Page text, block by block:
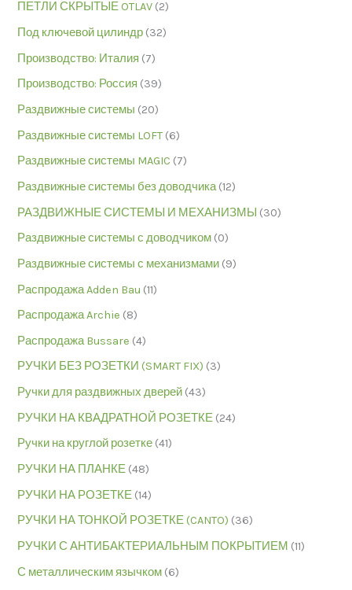
ПЕТЛИ СКРЫТЫЕ OTLAV (2)
Под ключевой цилиндр (32)
Производство: Италия (7)
Производство: Россия (39)
Раздвижные системы (20)
Раздвижные системы LOFT (6)
Раздвижные системы MAGIC (7)
Раздвижные системы без доводчика (12)
РАЗДВИЖНЫЕ СИСТЕМЫ И МЕХАНИЗМЫ (30)
Раздвижные системы с доводчиком (0)
Раздвижные системы с механизмами (9)
Распродажа Adden Bau (11)
Распродажа Archie (8)
Распродажа Bussare (4)
РУЧКИ БЕЗ РОЗЕТКИ (SMART FIX) (3)
Ручки для раздвижных дверей (43)
РУЧКИ НА КВАДРАТНОЙ РОЗЕТКЕ (24)
Ручки на круглой розетке (41)
РУЧКИ НА ПЛАНКЕ (48)
РУЧКИ НА РОЗЕТКЕ (14)
РУЧКИ НА ТОНКОЙ РОЗЕТКЕ (CANTO) (36)
РУЧКИ С АНТИБАКТЕРИАЛЬНЫМ ПОКРЫТИЕМ (11)
С металлическим язычком (6)